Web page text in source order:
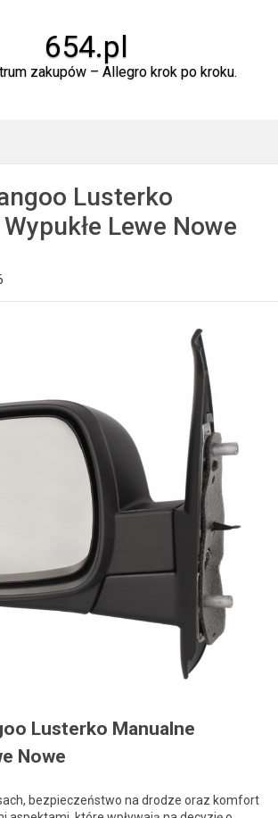
654.pl
zakupów – Allegro krok po kroku.
Lusterko
Lewe Nowe
Lusterko Manualne
Nowe
bezpieczeństwo na drodze oraz komfort